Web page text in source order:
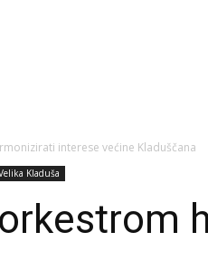
interese većine Kladuščana
Kladuša